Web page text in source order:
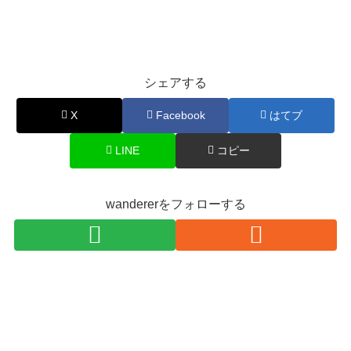
シェアする
X Facebook はてブ
LINE コピー
wandererをフォローする